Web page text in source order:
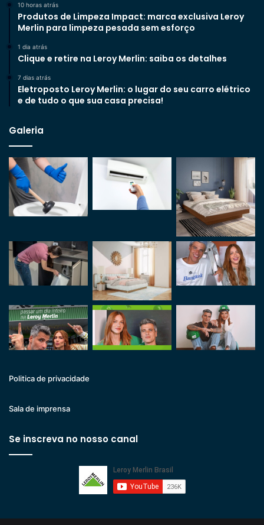
10 horas atrás
Produtos de Limpeza Impact: marca exclusiva Leroy
Merlin para limpeza pesada sem esforço
1 dia atrás
Clique e retire na Leroy Merlin: saiba os detalhes
7 dias atrás
Eletroposto Leroy Merlin: o lugar do seu carro elétrico
e de tudo o que sua casa precisa!
Galeria
Politica de privacidade
Sala de imprensa
Se inscreva no nosso canal